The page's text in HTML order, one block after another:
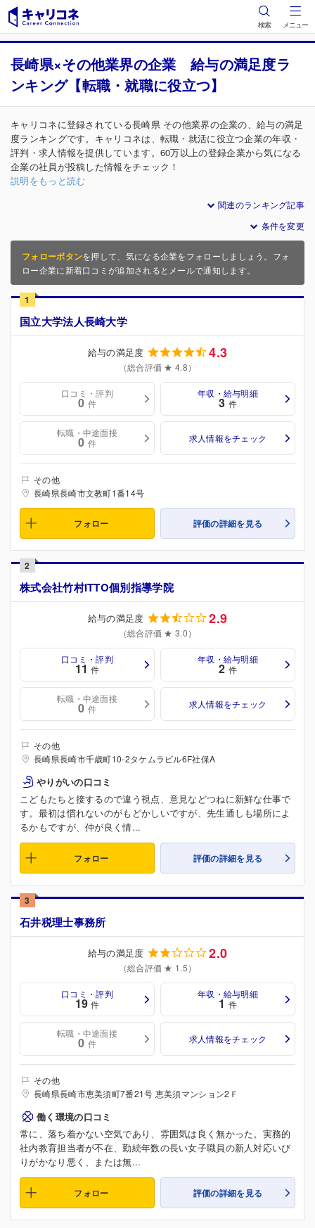
検索 メニュー
長崎県×その他業界の企業 給与の満足度ラ
ンキング【転職・就職に役立つ】
キャリコネに登録されている長崎県 その他業界の企業の、給与の満足
度ランキングです。キャリコネは、転職・就活に役立つ企業の年収・
評判・求人情報を提供しています。60万以上の登録企業から気になる
企業の社員が投稿した情報をチェック！
説明をもっと読む
関連のランキング記事
条件を変更
フォローボタンを押して、気になる企業をフォローしましょう。フォ
ロー企業に新着口コミが追加されるとメールで通知します。
1
国立大学法人長崎大学
給与の満足度 4.3
（総合評価 ★ 4.8）
口コミ・評判
0 件
年収・給与明細
3 件
転職・中途面接
0 件 求人情報をチェック
その他
長崎県長崎市文教町1番14号
フォロー 評価の詳細を見る
2
株式会社竹村ITTO個別指導学院
給与の満足度 2.9
（総合評価 ★ 3.0）
口コミ・評判
11 件
年収・給与明細
2 件
転職・中途面接
0 件 求人情報をチェック
その他
長崎県長崎市千歳町10-2タケムラビル6F社保A
やりがいの口コミ
こどもたちと接するので違う視点、意見などつねに新鮮な仕事で
す。最初は慣れないのがもどかしいですが、先生通しも場所によ
るかもですが、仲が良く情...
フォロー 評価の詳細を見る
3
石井税理士事務所
給与の満足度 2.0
（総合評価 ★ 1.5）
口コミ・評判
19 件
年収・給与明細
1 件
転職・中途面接
0 件 求人情報をチェック
その他
長崎県長崎市恵美須町7番21号 恵美須マンション2Ｆ
働く環境の口コミ
常に、落ち着かない空気であり、雰囲気は良く無かった。実務的
社内教育担当者が不在、勤続年数の長い女子職員の新人対応いび
りがかなり悪く、または無...
フォロー 評価の詳細を見る